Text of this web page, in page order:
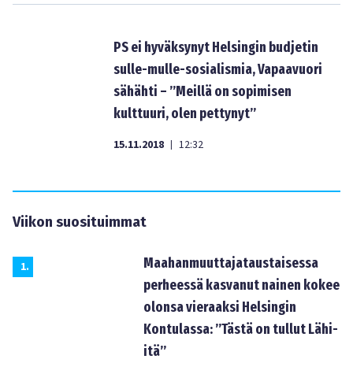
PS ei hyväksynyt Helsingin budjetin
sulle-mulle-sosialismia, Vapaavuori
sähähti – ”Meillä on sopimisen
kulttuuri, olen pettynyt”
15.11.2018 | 12:32
Viikon suosituimmat
1.
Maahanmuuttajataustaisessa
perheessä kasvanut nainen kokee
olonsa vieraaksi Helsingin
Kontulassa: ”Tästä on tullut Lähi-
itä”